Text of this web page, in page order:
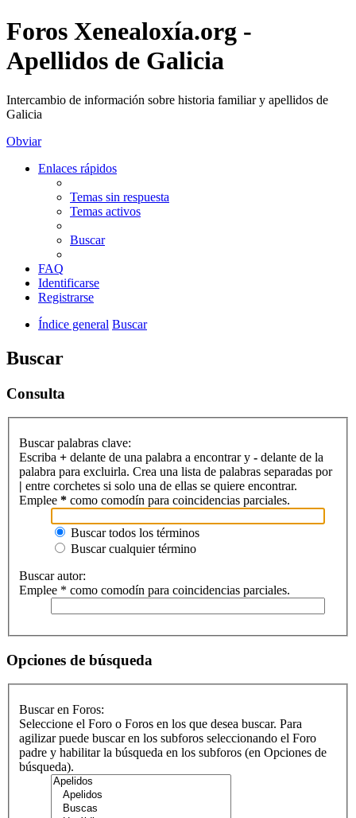
Foros Xenealoxía.org -
Apellidos de Galicia
Intercambio de información sobre historia familiar y apellidos de
Galicia
Obviar
Enlaces rápidos
Temas sin respuesta
Temas activos
Buscar
FAQ
Identificarse
Registrarse
Índice general Buscar
Buscar
Consulta
Buscar palabras clave:
Escriba + delante de una palabra a encontrar y - delante de la
palabra para excluirla. Crea una lista de palabras separadas por
| entre corchetes si solo una de ellas se quiere encontrar.
Emplee * como comodín para coincidencias parciales.
Buscar todos los términos
Buscar cualquier término
Buscar autor:
Emplee * como comodín para coincidencias parciales.
Opciones de búsqueda
Buscar en Foros:
Seleccione el Foro o Foros en los que desea buscar. Para
agilizar puede buscar en los subforos seleccionando el Foro
padre y habilitar la búsqueda en los subforos (en Opciones de
búsqueda).